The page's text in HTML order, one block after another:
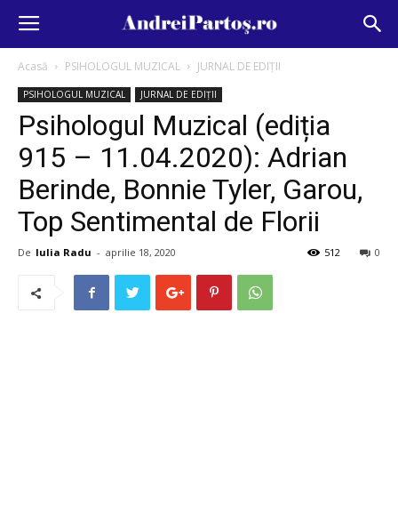
Acasă PSIHOLOGUL MUZICAL JURNAL DE EDIȚII
PSIHOLOGUL MUZICAL JURNAL DE EDIȚII
Psihologul Muzical (ediția
915 – 11.04.2020): Adrian
Berinde, Bonnie Tyler, Garou,
Top Sentimental de Florii
De Iulia Radu - aprilie 18, 2020 0
512